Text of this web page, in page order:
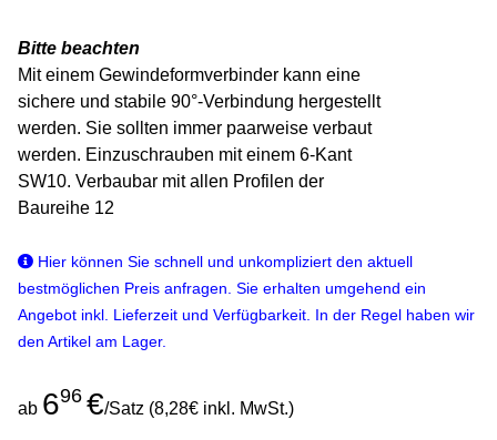
Bitte beachten
Mit einem Gewindeformverbinder kann eine
sichere und stabile 90°-Verbindung hergestellt
werden. Sie sollten immer paarweise verbaut
werden. Einzuschrauben mit einem 6-Kant
SW10. Verbaubar mit allen Profilen der
Baureihe 12
Hier können Sie schnell und unkompliziert den aktuell
bestmöglichen Preis anfragen. Sie erhalten umgehend ein
Angebot inkl. Lieferzeit und Verfügbarkeit. In der Regel haben wir
den Artikel am Lager.
ab 696 €/Satz (8,28€ inkl. MwSt.)